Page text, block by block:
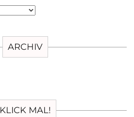
ARCHIV
KLICK MAL!